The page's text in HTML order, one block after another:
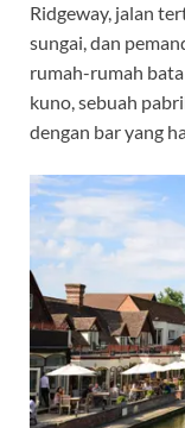
Ridgeway, jalan
sungai, dan
rumah-rumah
kuno, sebuah
dengan bar yang